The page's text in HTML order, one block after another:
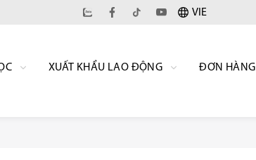
VIE
XUẤT KHẨU LAO ĐỘNG ĐƠN HÀNG